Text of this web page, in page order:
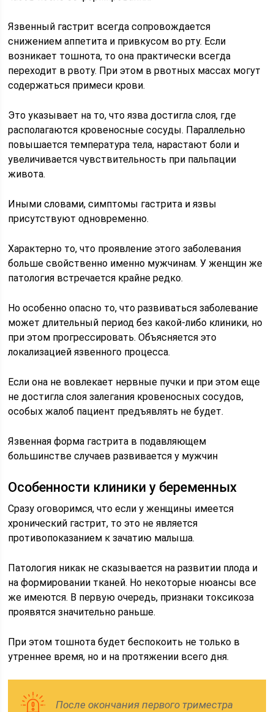
Язвенный гастрит всегда сопровождается
снижением аппетита и привкусом во рту. Если
возникает тошнота, то она практически всегда
переходит в рвоту. При этом в рвотных массах могут
содержаться примеси крови.
Это указывает на то, что язва достигла слоя, где
располагаются кровеносные сосуды. Параллельно
повышается температура тела, нарастают боли и
увеличивается чувствительность при пальпации
живота.
Иными словами, симптомы гастрита и язвы
присутствуют одновременно.
Характерно то, что проявление этого заболевания
больше свойственно именно мужчинам. У женщин же
патология встречается крайне редко.
Но особенно опасно то, что развиваться заболевание
может длительный период без какой-либо клиники, но
при этом прогрессировать. Объясняется это
локализацией язвенного процесса.
Если она не вовлекает нервные пучки и при этом еще
не достигла слоя залегания кровеносных сосудов,
особых жалоб пациент предъявлять не будет.
Язвенная форма гастрита в подавляющем
большинстве случаев развивается у мужчин
Особенности клиники у беременных
Сразу оговоримся, что если у женщины имеется
хронический гастрит, то это не является
противопоказанием к зачатию малыша.
Патология никак не сказывается на развитии плода и
на формировании тканей. Но некоторые нюансы все
же имеются. В первую очередь, признаки токсикоза
проявятся значительно раньше.
При этом тошнота будет беспокоить не только в
утреннее время, но и на протяжении всего дня.
После окончания первого триместра